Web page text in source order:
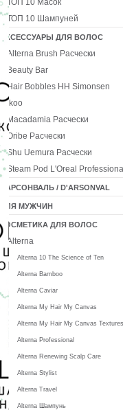
ТОП 10 Шампуней
АКСЕССУАРЫ ДЛЯ ВОЛОС
Alterna Brush Расчески
Beauty Bar
Hair Bobbles HH Simonsen
Ikoo
Macadamia Расчески
Oribe Расчески
Shu Uemura Расчески
Steam Pod L'Oreal
ДАРСОНВАЛЬ / D'ARSONVAL
ДЛЯ МУЖЧИН
КОСМЕТИКА ДЛЯ ВОЛОС
Alterna
Alterna 10 The Science of Ten
Alterna Bamboo
Alterna Caviar
Alterna My Hair My Canvas
Alterna My Hair My Canvas
Alterna Professional
Alterna Renewing Scalp Care
Alterna Stylist
Alterna Travel
Alterna Шампунь